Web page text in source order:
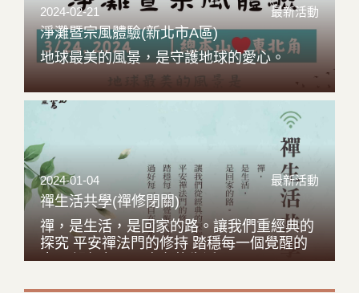
2024-02-21 最新活動
淨灘暨宗風體驗(新北市A區)
地球最美的風景，是守護地球的愛心。
2024-01-04 最新活動
禪生活共學(禪修閉關)
禪，是生活，是回家的路。讓我們重經典的
探究 平安禪法門的修持 踏穩每一個覺醒的
步屢 過好每一天自在的生活